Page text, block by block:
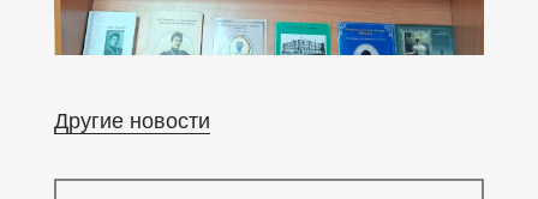
Другие новости